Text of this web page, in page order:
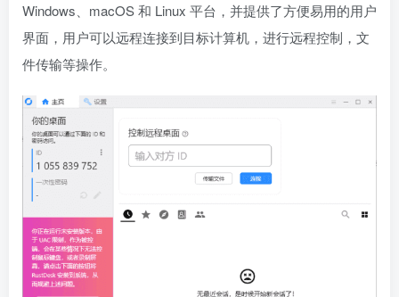
Windows、macOS 和 Linux 平台，并提供了方便易用的用户
界面，用户可以远程连接到目标计算机，进行远程控制，文
件传输等操作。